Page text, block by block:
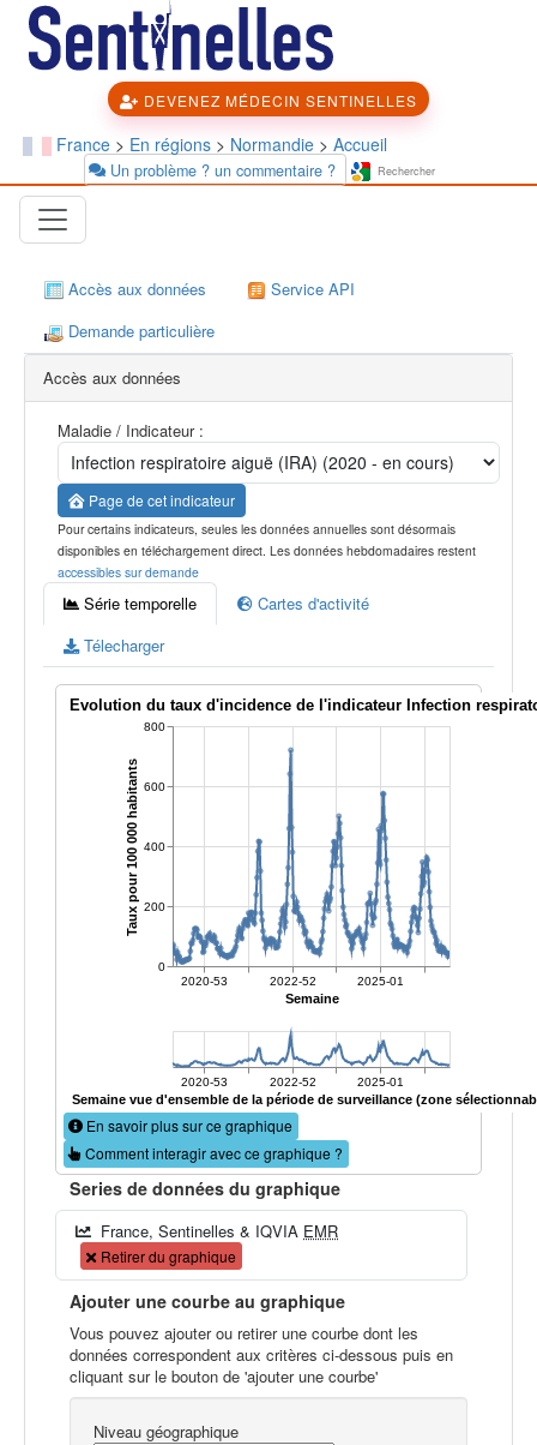
DEVENEZ MÉDECIN SENTINELLES
France > En régions > Normandie > Accueil
Un problème ? un commentaire ?
Accès aux données
Service API
Demande particulière
Accès aux données
Maladie / Indicateur :
Page de cet indicateur
Pour certains indicateurs, seules les données annuelles sont désormais
disponibles en téléchargement direct. Les données hebdomadaires restent
accessibles sur demande
Série temporelle
Cartes d'activité
Télecharger
2020-53 2022-52 2025-01
Semaine
0
200
400
600
800
Taux pour 100 000 habitants
2020-53 2022-52 2025-01
Semaine vue d'ensemble de la période de surveillance (zone
Evolution du taux d'incidence de l'indicateur Infection
En savoir plus sur ce graphique
Comment interagir avec ce graphique ?
Series de données du graphique
France, Sentinelles & IQVIA EMR
Retirer du graphique
Ajouter une courbe au graphique
Vous pouvez ajouter ou retirer une courbe dont les
données correspondent aux critères ci-dessous puis en
cliquant sur le bouton de 'ajouter une courbe'
Niveau géographique